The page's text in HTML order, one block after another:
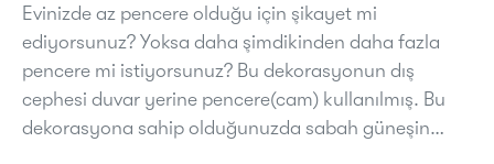
Evinizde az pencere olduğu için şikayet mi
ediyorsunuz? Yoksa daha şimdikinden daha fazla
pencere mi istiyorsunuz? Bu dekorasyonun dış
cephesi duvar yerine pencere(cam) kullanılmış. Bu
dekorasyona sahip olduğunuzda sabah güneşin…